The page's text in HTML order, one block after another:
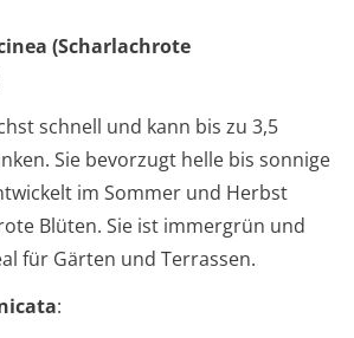
(Scharlachrote
schnell und kann bis zu 3,5
Sie bevorzugt helle bis sonnige
im Sommer und Herbst
Blüten. Sie ist immergrün und
für Gärten und Terrassen.
: